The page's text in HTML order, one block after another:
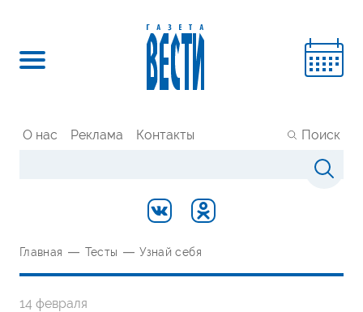
О нас Реклама Контакты Поиск
Главная — Тесты — Узнай себя
14 февраля